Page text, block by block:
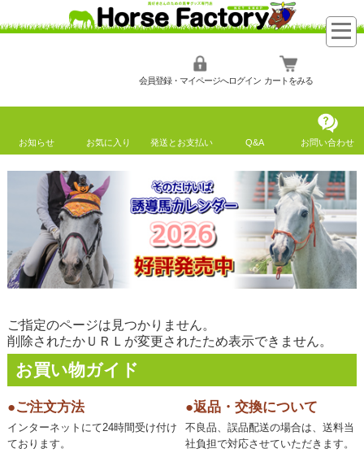
会員登録・マイページへログイン カートをみる
お知らせ お気に入り 発送とお支払い Q&A お問い合わせ
ご指定のページは見つかりません。
削除されたかＵＲＬが変更されたため表示できません。
お買い物ガイド
●ご注文方法
インターネットにて24時間受け付け
ております。
●返品・交換について
不良品、誤品配送の場合は、送料当
社負担で対応させていただきます。